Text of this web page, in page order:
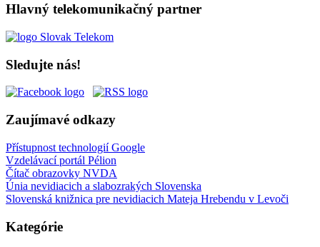
Hlavný telekomunikačný partner
Sledujte nás!
Zaujímavé odkazy
Přístupnost technologií Google
Vzdelávací portál Pélion
Čítač obrazovky NVDA
Únia nevidiacich a slabozrakých Slovenska
Slovenská knižnica pre nevidiacich Mateja Hrebendu v Levoči
Kategórie